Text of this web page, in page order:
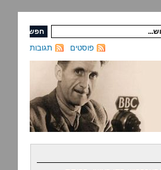
תגובות פוסטים